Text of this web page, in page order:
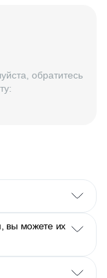
обратитесь
вы можете их